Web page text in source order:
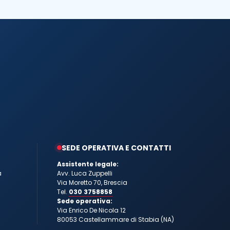
SEDE OPERATIVA E CONTATTI
Assistente legale:
Avv. Luca Zuppelli
Via Moretto 70, Brescia
Tel. 030 3758858
Sede operativa:
Via Enrico De Nicola 12
80053 Castellammare di Stabia (NA)